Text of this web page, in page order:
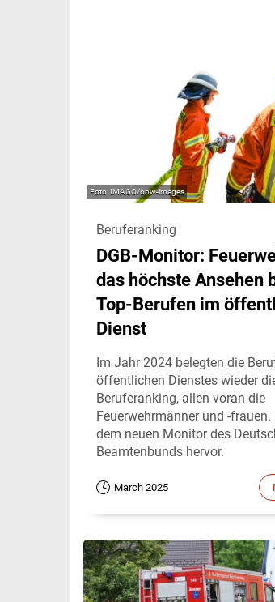
IMAGO/onw-images
Beruferanking
DGB-Monitor:
das höchste Ansehen
Top-Berufen im
Dienst
Im Jahr 2024 belegten die
öffentlichen Dienstes wieder
Beruferanking, allen voran die
Feuerwehrmänner und -
dem neuen Monitor des
Beamtenbunds hervor.
March 2025